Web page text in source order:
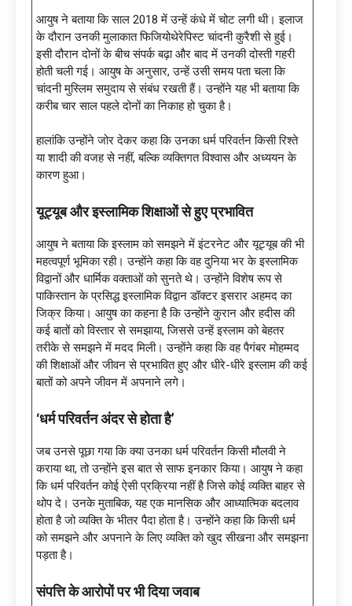
आयुष ने बताया कि साल 2018 में उन्हें कंधे में चोट लगी थी। इलाज
के दौरान उनकी मुलाकात फिजियोथेरेपिस्ट चांदनी कुरैशी से हुई।
इसी दौरान दोनों के बीच संपर्क बढ़ा और बाद में उनकी दोस्ती गहरी
होती चली गई। आयुष के अनुसार, उन्हें उसी समय पता चला कि
चांदनी मुस्लिम समुदाय से संबंध रखती हैं। उन्होंने यह भी बताया कि
करीब चार साल पहले दोनों का निकाह हो चुका है।
हालांकि उन्होंने जोर देकर कहा कि उनका धर्म परिवर्तन किसी रिश्ते
या शादी की वजह से नहीं, बल्कि व्यक्तिगत विश्वास और अध्ययन के
कारण हुआ।
यूट्यूब और इस्लामिक शिक्षाओं से हुए प्रभावित
आयुष ने बताया कि इस्लाम को समझने में इंटरनेट और यूट्यूब की भी
महत्वपूर्ण भूमिका रही। उन्होंने कहा कि वह दुनिया भर के इस्लामिक
विद्वानों और धार्मिक वक्ताओं को सुनते थे। उन्होंने विशेष रूप से
पाकिस्तान के प्रसिद्ध इस्लामिक विद्वान डॉक्टर इसरार अहमद का
जिक्र किया। आयुष का कहना है कि उन्होंने कुरान और हदीस की
कई बातों को विस्तार से समझाया, जिससे उन्हें इस्लाम को बेहतर
तरीके से समझने में मदद मिली। उन्होंने कहा कि वह पैगंबर मोहम्मद
की शिक्षाओं और जीवन से प्रभावित हुए और धीरे-धीरे इस्लाम की कई
बातों को अपने जीवन में अपनाने लगे।
‘धर्म परिवर्तन अंदर से होता है’
जब उनसे पूछा गया कि क्या उनका धर्म परिवर्तन किसी मौलवी ने
कराया था, तो उन्होंने इस बात से साफ इनकार किया। आयुष ने कहा
कि धर्म परिवर्तन कोई ऐसी प्रक्रिया नहीं है जिसे कोई व्यक्ति बाहर से
थोप दे। उनके मुताबिक, यह एक मानसिक और आध्यात्मिक बदलाव
होता है जो व्यक्ति के भीतर पैदा होता है। उन्होंने कहा कि किसी धर्म
को समझने और अपनाने के लिए व्यक्ति को खुद सीखना और समझना
पड़ता है।
संपत्ति के आरोपों पर भी दिया जवाब